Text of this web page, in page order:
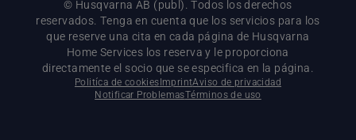
© Husqvarna AB (publ). Todos los derechos
reservados. Tenga en cuenta que los servicios para los
que reserve una cita en cada página de Husqvarna
Home Services los reserva y le proporciona
directamente el socio que se especifica en la página.
Politíca de cookies ImprintAviso de privacidad
Notificar ProblemasTérminos de uso